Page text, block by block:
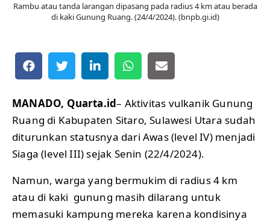
Rambu atau tanda larangan dipasang pada radius 4 km atau berada
di kaki Gunung Ruang. (24/4/2024). (bnpb.gi.id)
MANADO, Quarta.id– Aktivitas vulkanik Gunung
Ruang di Kabupaten Sitaro, Sulawesi Utara sudah
diturunkan statusnya dari Awas (level IV) menjadi
Siaga (level III) sejak Senin (22/4/2024).
Namun, warga yang bermukim di radius 4 km
atau di kaki gunung masih dilarang untuk
memasuki kampung mereka karena kondisinya